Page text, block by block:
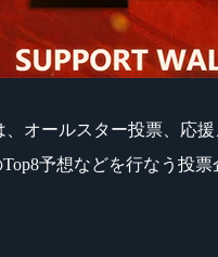
オールスター投票、応援
Top8予想などを行なう投